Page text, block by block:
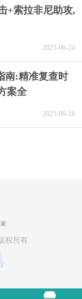
+索拉非尼助攻,
2025-06-24
南:精准复查时
案全
2025-06-18
权所有